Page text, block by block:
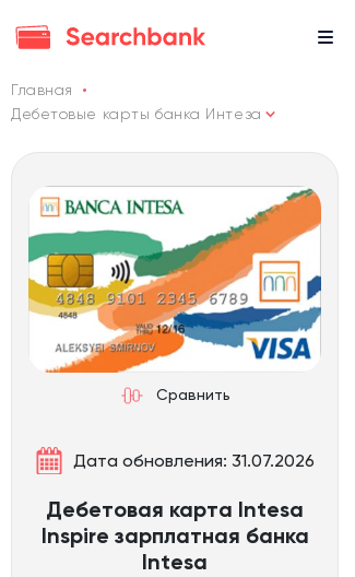
Главная
Дебетовые карты банка Интеза
Сравнить
Дата обновления: 31.07.2026
Дебетовая карта Intesa
Inspire зарплатная банка
Intesa